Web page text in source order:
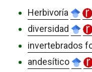
Herbivoría
diversidad
invertebrados
andesítico